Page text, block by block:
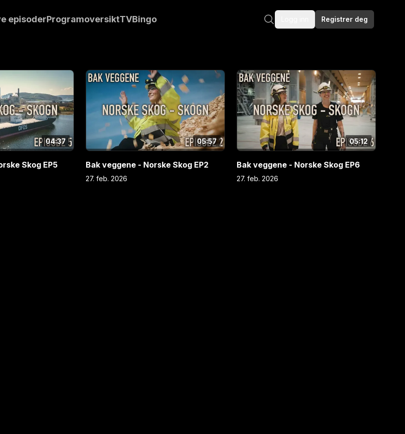
episoderProgramoversiktTVBingo Registrer deg
04:37
Skog EP5
05:57
Bak veggene - Norske Skog EP2
27. feb. 2026
05:12
Bak veggene - Norske Skog EP6
27. feb. 2026